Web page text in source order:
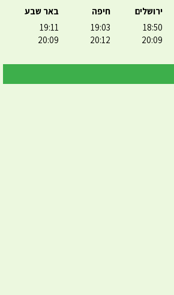
ירושלים
18:50
20:09
חיפה
19:03
20:12
באר שבע
19:11
20:09